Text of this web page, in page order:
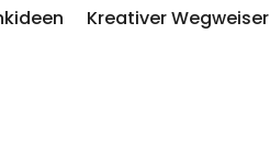
Kreativer Wegweiser